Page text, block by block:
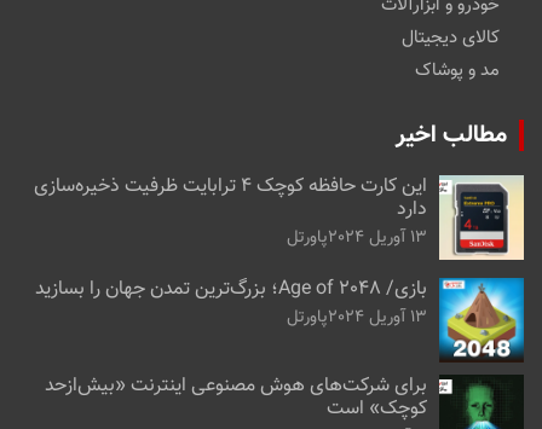
کالای دیجیتال
مد و پوشاک
مطالب اخیر
این کارت حافظه کوچک ۴ ترابایت ظرفیت ذخیره‌سازی
دارد
13 آوریل 2024 پاورتل
بازی/ Age of 2048؛ بزرگ‌ترین تمدن جهان را بسازید
13 آوریل 2024 پاورتل
برای شرکت‌های هوش مصنوعی اینترنت «بیش‌از‌حد
کوچک» است